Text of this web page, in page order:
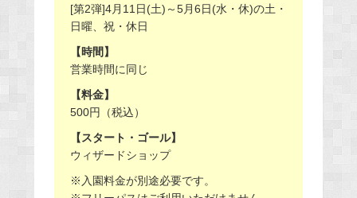
[第2弾]4月11日(土)～5月6日(水・休)の土・
日曜、祝・休日
【時間】
営業時間に同じ
【料金】
500円（税込）
【スタート・ゴール】
ウィザードショップ
※入園料金が別途必要です。